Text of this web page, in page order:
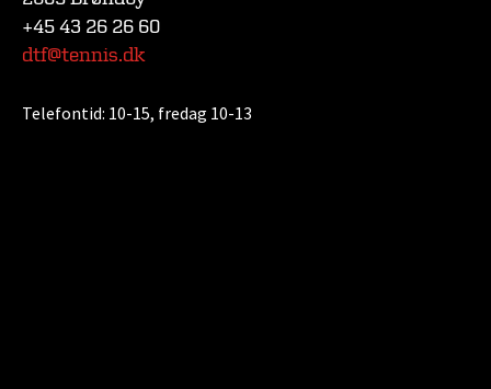
+45 43 26 26 60
dtf@tennis.dk
Telefontid: 10-15, fredag 10-13